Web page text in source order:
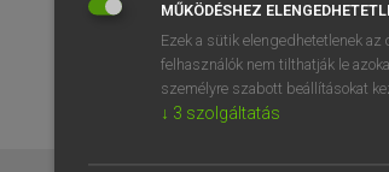
MŰKÖDÉSHEZ
Ezek a sütik elengedhetetlenek
felhasználók nem tilthatják le
személyre szabott beállításokat
↓ 3 szolgáltatás